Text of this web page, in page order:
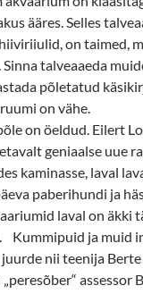
ääres. Selles
on taimed,
talveaaeda
põletatud
on vähe.
on öeldud. Eilert
geniaalse uue
kaminasse, laval
paberihundi ja
laval on äkki
Kummipuid ja muid
nii teenija
assessor